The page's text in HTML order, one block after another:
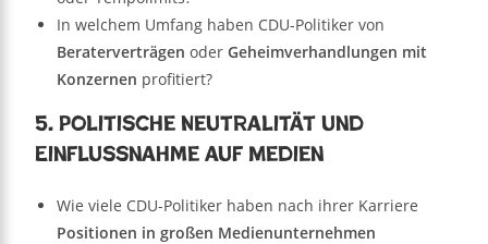
In welchem Umfang haben CDU-Politiker von
Beraterverträgen oderGeheimverhandlungen mit
Konzernen profitiert?
5. Politische Neutralität und
Einflussnahme auf Medien
Wie viele CDU-Politiker haben nach ihrer Karriere
Positionen in großen Medienunternehmen